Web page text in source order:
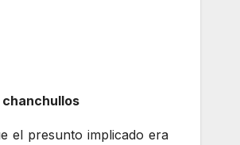
el presunto implicado era